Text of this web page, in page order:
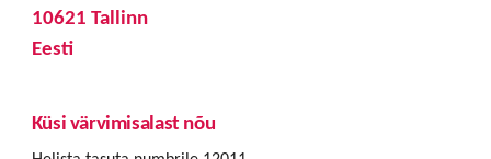
10621 Tallinn
Eesti
Küsi värvimisalast nõu